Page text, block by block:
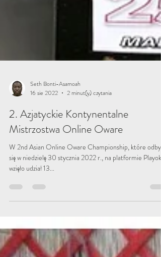
Seth Bonti-Asamoah
16 sie 2022
2 minut(y) czytania
2. Azjatyckie Kontynentalne
Mistrzostwa Online Oware
się w niedzielę 30 stycznia 2022 r., na platformie Playok
wzięło udział 13...